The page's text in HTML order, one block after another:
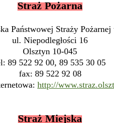
Straż Pożarna
Państwowej Straży
ul. Niepodległości 16
Olsztyn 10-045
89 522 92 00, 89 535 30 05
fax: 89 522 92 08
http://
Straż Miejska